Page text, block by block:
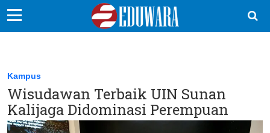
Sekolah Kita
Vokasi
Kampus
Kampus
Wisudawan Terbaik UIN Sunan
Kalijaga Didominasi Perempuan